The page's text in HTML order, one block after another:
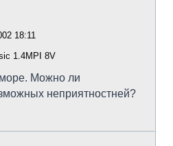
18:11
1.4MPI 8V
Можно ли
неприятностней?